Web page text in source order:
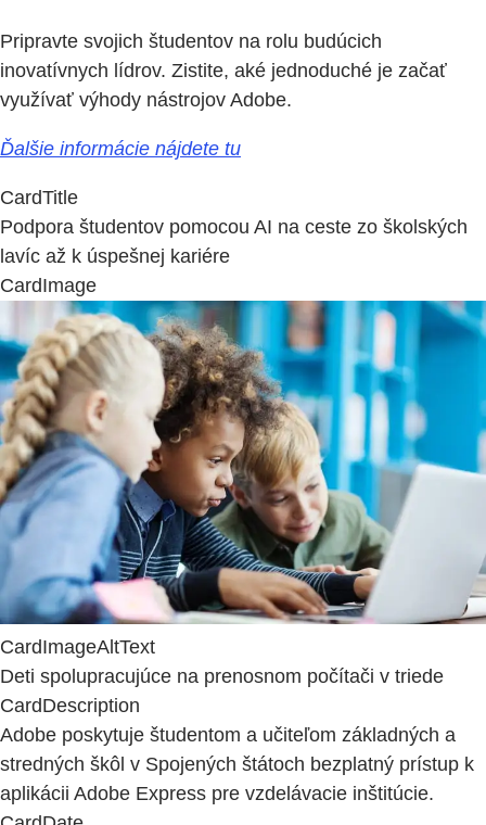
Pripravte svojich študentov na rolu budúcich
inovatívnych lídrov. Zistite, aké jednoduché je začať
využívať výhody nástrojov Adobe.
Ďalšie informácie nájdete tu
CardTitle
Podpora študentov pomocou AI na ceste zo školských
lavíc až k úspešnej kariére
CardImage
CardImageAltText
Deti spolupracujúce na prenosnom počítači v triede
CardDescription
Adobe poskytuje študentom a učiteľom základných a
stredných škôl v Spojených štátoch bezplatný prístup k
aplikácii Adobe Express pre vzdelávacie inštitúcie.